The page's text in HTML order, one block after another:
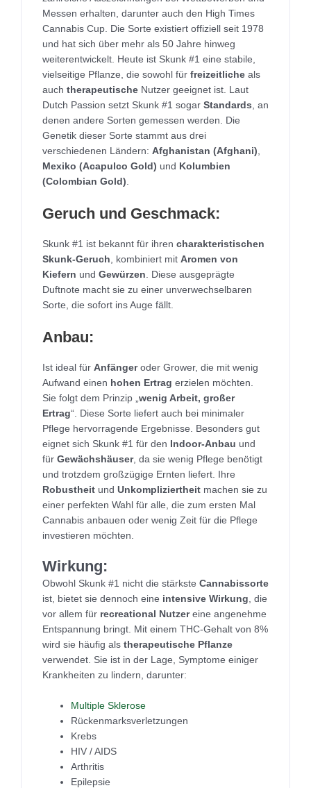
Messen erhalten, darunter auch den High Times
Cannabis Cup. Die Sorte existiert offiziell seit 1978
und hat sich über mehr als 50 Jahre hinweg
weiterentwickelt. Heute ist Skunk #1 eine stabile,
vielseitige Pflanze, die sowohl für freizeitliche als
auch therapeutische Nutzer geeignet ist. Laut
Dutch Passion setzt Skunk #1 sogar Standards, an
denen andere Sorten gemessen werden. Die
Genetik dieser Sorte stammt aus drei
verschiedenen Ländern: Afghanistan (Afghani),
Mexiko (Acapulco Gold) und Kolumbien
(Colombian Gold).
Geruch und Geschmack:
Skunk #1 ist bekannt für ihren charakteristischen
Skunk-Geruch , kombiniert mit Aromen von
Kiefern und Gewürzen . Diese ausgeprägte
Duftnote macht sie zu einer unverwechselbaren
Sorte, die sofort ins Auge fällt.
Anbau:
Ist ideal für Anfängeroder Grower, die mit wenig
Aufwand einen hohen Ertrag erzielen möchten.
Sie folgt dem Prinzip „ wenig Arbeit, großer
Ertrag“. Diese Sorte liefert auch bei minimaler
Pflege hervorragende Ergebnisse. Besonders gut
eignet sich Skunk #1 für den
Indoor-Anbau und
für Gewächshäuser, da sie wenig Pflege benötigt
und trotzdem großzügige Ernten liefert. Ihre
Robustheit und Unkompliziertheit machen sie zu
einer perfekten Wahl für alle, die zum ersten Mal
Cannabis anbauen oder wenig Zeit für die Pflege
investieren möchten.
Wirkung:
Obwohl Skunk #1 nicht die stärkste Cannabissorte
ist, bietet sie dennoch eine intensive Wirkung , die
vor allem für recreational Nutzereine angenehme
Entspannung bringt. Mit einem THC-Gehalt von 8%
wird sie häufig als therapeutische Pflanze
verwendet. Sie ist in der Lage, Symptome einiger
Krankheiten zu lindern, darunter:
Multiple Sklerose
Rückenmarksverletzungen
Krebs
HIV / AIDS
Arthritis
Epilepsie